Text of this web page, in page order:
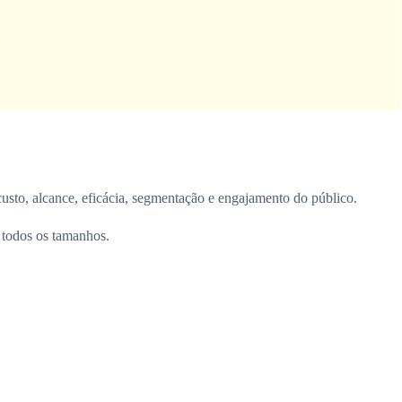
alcance, eficácia, segmentação e engajamento do público.
os tamanhos.